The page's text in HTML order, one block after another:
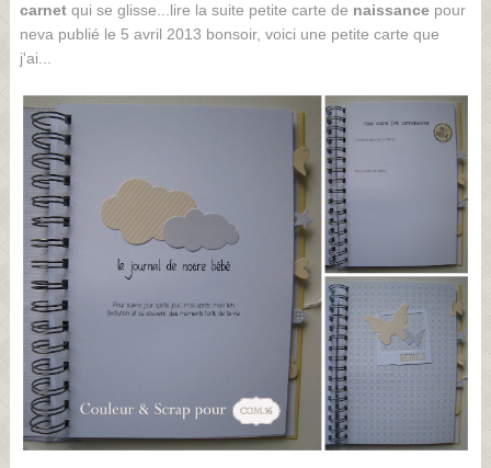
carnetqui se glisse...lire la suite petite carte de naissancepour
neva publié le 5 avril 2013 bonsoir, voici une petite carte que
j'ai...